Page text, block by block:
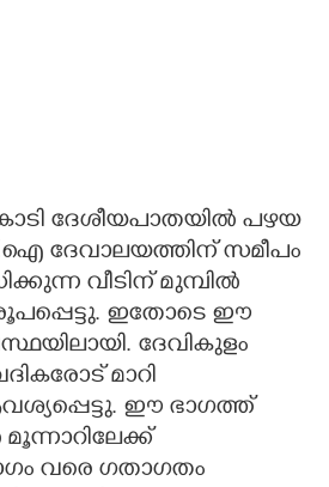
ദേശീയപാതയിൽ പഴയ
ദേവാലയത്തിന് സമീപം
വീടിന് മുമ്പിൽ
രൂപപ്പെട്ടു. ഇതോടെ ഈ
ദേവികുളം
മാറി
ഈ ഭാഗത്ത്
വരെ ഗതാഗതം